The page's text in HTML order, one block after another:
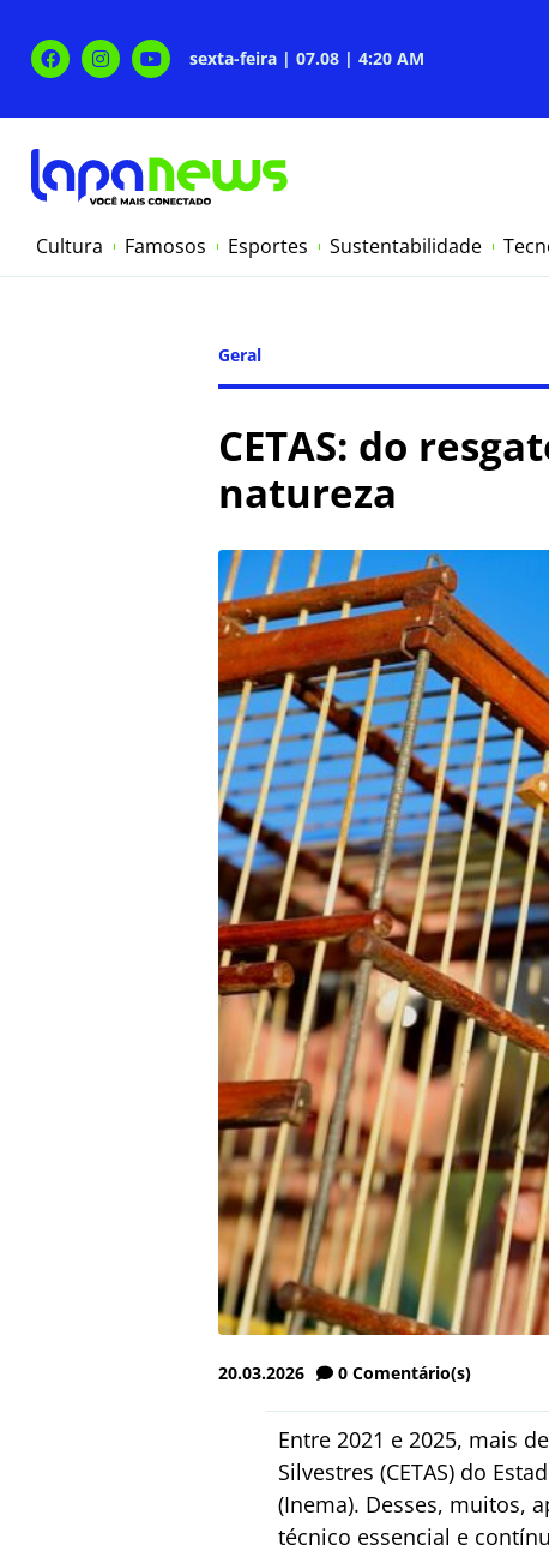
sexta-feira | 07.08 | 4:20 AM
Cultura Famosos Esportes Sustentabilidade
Geral
CETAS: do
natureza
20.03.2026 0 Comentário(s)
Entre 2021 e 2025, mais
Silvestres (CETAS) do
(Inema). Desses, muitos,
técnico essencial e